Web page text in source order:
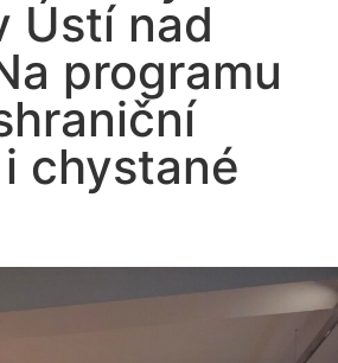
Ústí nad
programu
chystané